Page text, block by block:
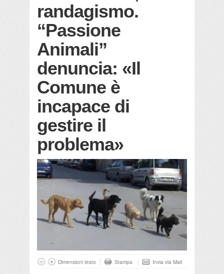
randagismo.
“Passione
Animali”
denuncia: «Il
Comune è
incapace di
gestire il
problema»
Dimensioni testo Stampa Invia via Mail